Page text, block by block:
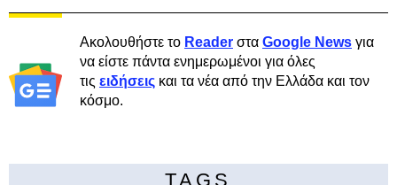
Ακολουθήστε το Reader στα Google News για
να είστε πάντα ενημερωμένοι για όλες
τις ειδήσεις και τα νέα από την Ελλάδα και τον
κόσμο.
TAGS